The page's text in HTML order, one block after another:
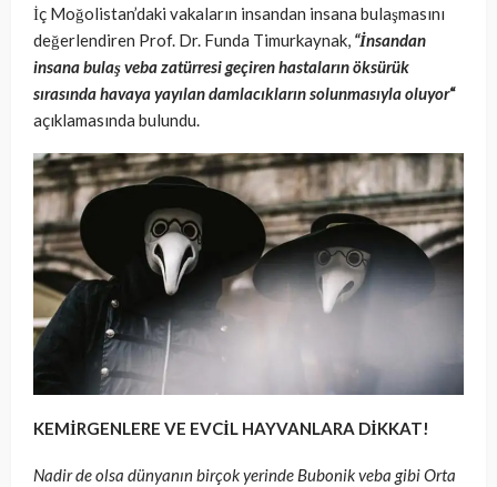
İç Moğolistan’daki vakaların insandan insana bulaşmasını
değerlendiren Prof. Dr. Funda Timurkaynak, “İnsandan
insana bulaş veba zatürresi geçiren hastaların öksürük
sırasında havaya yayılan damlacıkların solunmasıyla oluyor“
açıklamasında bulundu.
KEMİRGENLERE VE EVCİL HAYVANLARA DİKKAT!
Nadir de olsa dünyanın birçok yerinde Bubonik veba gibi Orta